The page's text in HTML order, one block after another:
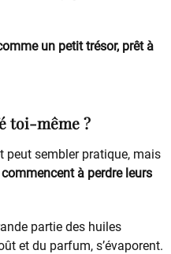
un petit trésor, prêt à
toi-même ?
peut sembler pratique, mais
à perdre leurs
partie des huiles
et du parfum, s’évaporent.